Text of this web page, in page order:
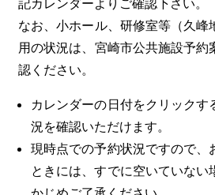
記カレンダーよりご確認下さい。
なお、小ホール、研修室等（久峰
用の状況は、宮崎市公共施設予約
認ください。
カレンダーの日付をクリックす
況を確認いただけます。
現時点での予約状況ですので、
ときには、すでに空いていない